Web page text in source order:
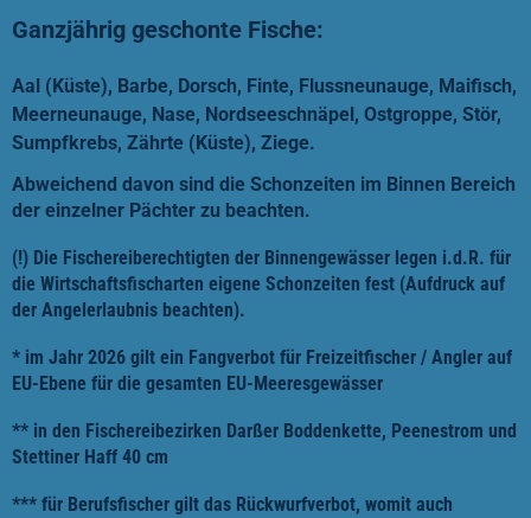
Ganzjährig geschonte Fische:
Aal (Küste), Barbe, Dorsch, Finte, Flussneunauge, Maifisch,
Meerneunauge, Nase, Nordseeschnäpel, Ostgroppe, Stör,
Sumpfkrebs, Zährte (Küste), Ziege.
Abweichend davon sind die Schonzeiten im Binnen Bereich
der einzelner Pächter zu beachten.
(!) Die Fischereiberechtigten der Binnengewässer legen i.d.R. für
die Wirtschaftsfischarten eigene Schonzeiten fest (Aufdruck auf
der Angelerlaubnis beachten).
* im Jahr 2026 gilt ein Fangverbot für Freizeitfischer / Angler auf
EU-Ebene für die gesamten EU-Meeresgewässer
** in den Fischereibezirken Darßer Boddenkette, Peenestrom und
Stettiner Haff 40 cm
*** für Berufsfischer gilt das Rückwurfverbot, womit auch